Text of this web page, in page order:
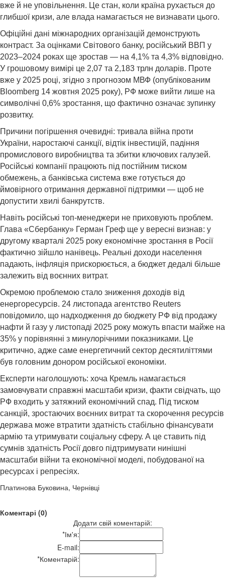
вже й не уповільнення. Це стан, коли країна рухається до
глибшої кризи, але влада намагається не визнавати цього.
Офіційні дані міжнародних організацій демонструють
контраст. За оцінками Світового банку, російський ВВП у
2023–2024 роках ще зростав — на 4,1% та 4,3% відповідно.
У грошовому вимірі це 2,07 та 2,183 трлн доларів. Проте
вже у 2025 році, згідно з прогнозом МВФ (опублікованим
Bloomberg 14 жовтня 2025 року), РФ може вийти лише на
символічні 0,6% зростання, що фактично означає зупинку
розвитку.
Причини погіршення очевидні: тривала війна проти
України, наростаючі санкції, відтік інвестицій, падіння
промислового виробництва та збитки ключових галузей.
Російські компанії працюють під постійним тиском
обмежень, а банківська система вже готується до
ймовірного отримання державної підтримки — щоб не
допустити хвилі банкрутств.
Навіть російські топ-менеджери не приховують проблем.
Глава «Сбербанку» Герман Греф ще у вересні визнав: у
другому кварталі 2025 року економічне зростання в Росії
фактично зійшло нанівець. Реальні доходи населення
падають, інфляція прискорюється, а бюджет дедалі більше
залежить від воєнних витрат.
Окремою проблемою стало зниження доходів від
енергоресурсів. 24 листопада агентство Reuters
повідомило, що надходження до бюджету РФ від продажу
нафти й газу у листопаді 2025 року можуть впасти майже на
35% у порівнянні з минулорічними показниками. Це
критично, адже саме енергетичний сектор десятиліттями
був головним донором російської економіки.
Експерти наголошують: хоча Кремль намагається
замовчувати справжні масштаби кризи, факти свідчать, що
РФ входить у затяжний економічний спад. Під тиском
санкцій, зростаючих воєнних витрат та скорочення ресурсів
держава може втратити здатність стабільно фінансувати
армію та утримувати соціальну сферу. А це ставить під
сумнів здатність Росії довго підтримувати нинішні
масштаби війни та економічної моделі, побудованої на
ресурсах і репресіях.
Платинова Буковина, Чернівці
Коментарі (0)
Додати свій коментарій:
*Ім'я:
E-mail:
*Коментарій: